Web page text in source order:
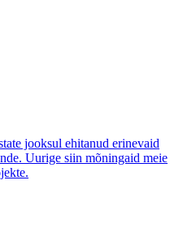
jooksul ehitanud erinevaid
Uurige siin mõningaid meie